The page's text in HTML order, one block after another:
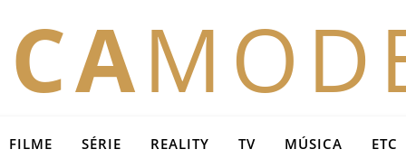
FILME SÉRIE REALITY TV MÚSICA ETC